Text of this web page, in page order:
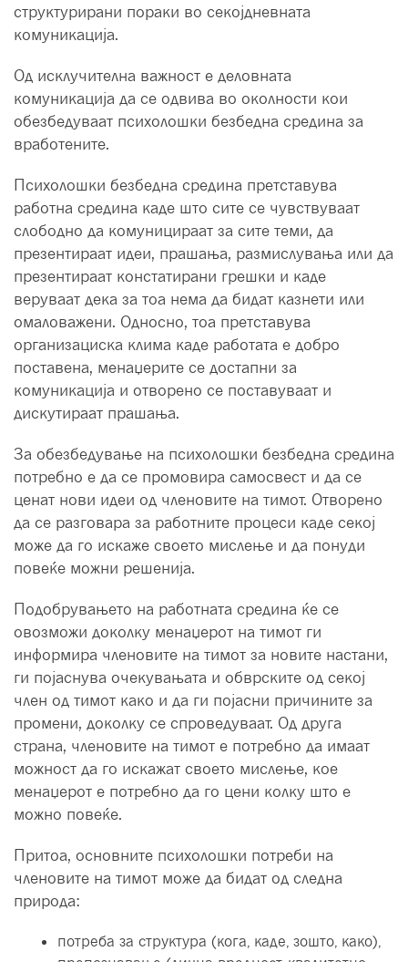
структурирани пораки во секојдневната
комуникација.
Од исклучителна важност е деловната
комуникација да се одвива во околности кои
обезбедуваат психолошки безбедна средина за
вработените.
Психолошки безбедна средина претставува
работна средина каде што сите се чувствуваат
слободно да комуницираат за сите теми, да
презентираат идеи, прашања, размислувања или да
презентираат констатирани грешки и каде
веруваат дека за тоа нема да бидат казнети или
омаловажени. Односно, тоа претставува
организациска клима каде работата е добро
поставена, менаџерите се достапни за
комуникација и отворено се поставуваат и
дискутираат прашања.
За обезбедување на психолошки безбедна средина
потребно е да се промовира самосвест и да се
ценат нови идеи од членовите на тимот. Отворено
да се разговара за работните процеси каде секој
може да го искаже своето мислење и да понуди
повеќе можни решенија.
Подобрувањето на работната средина ќе се
овозможи доколку менаџерот на тимот ги
информира членовите на тимот за новите настани,
ги појаснува очекувањата и обврските од секој
член од тимот како и да ги појасни причините за
промени, доколку се спроведуваат. Од друга
страна, членовите на тимот е потребно да имаат
можност да го искажат своето мислење, кое
менаџерот е потребно да го цени колку што е
можно повеќе.
Притоа, основните психолошки потреби на
членовите на тимот може да бидат од следна
природа:
потреба за структура (кога, каде, зошто, како),